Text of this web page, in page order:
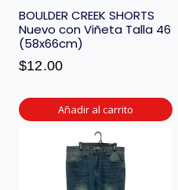
BOULDER CREEK SHORTS
Nuevo con Viñeta Talla 46
(58x66cm)
$12.00
Añadir al carrito